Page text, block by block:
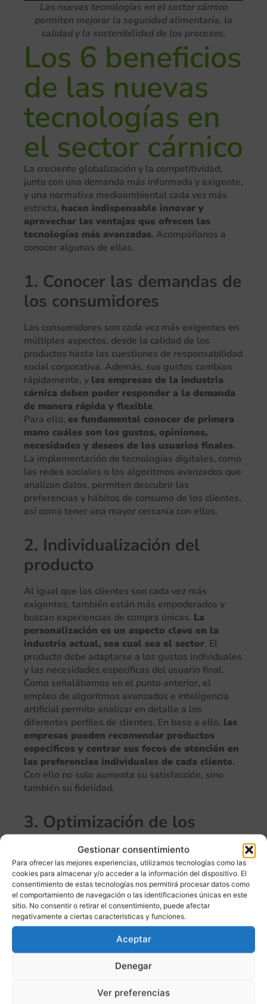
Gestionar consentimiento
Para ofrecer las mejores experiencias, utilizamos tecnologías como las
cookies para almacenar y/o acceder a la información del dispositivo. El
consentimiento de estas tecnologías nos permitirá procesar datos como
el comportamiento de navegación o las identificaciones únicas en este
sitio. No consentir o retirar el consentimiento, puede afectar
negativamente a ciertas características y funciones.
Aceptar
Denegar
Ver preferencias
Las nuevas tecnologías en el sector cárnico
permiten mejorar la seguridad alimentaria, la
calidad y la sostenibilidad de los procesos.
Los 6 beneficios
de las nuevas
tecnologías en
el sector cárnico
La creciente globalización y la competitividad,
junto con una demanda más informada y exigente,
y una normativa medioambiental cada vez más
estricta, hacen indispensable innovar y
aprovechar las ventajas que ofrecen las
tecnologías más avanzadas. Acompáñanos a
conocer algunas de ellas.
1. Conocer las demandas de
los consumidores
Los consumidores son cada vez más exigentes en
múltiples aspectos, desde la calidad de los
productos hasta las cuestiones de responsabilidad
social corporativa. Además, sus gustos cambian
rápidamente, y las empresas de la industria
cárnica deben poder responder a la demanda
de manera rápida y flexible.
Para ello, es fundamental conocer de primera
mano cuáles son los gustos, opiniones,
necesidades y deseos de los usuarios finales.
La implementación de tecnologías digitales, como
las redes sociales o los algoritmos avanzados que
analizan datos, permiten descubrir las
preferencias y hábitos de consumo de los clientes,
así como tener una mayor cercanía con ellos.
2. Individualización del
producto
Al igual que los clientes son cada vez más
exigentes, también están más empoderados y
buscan experiencias de compra únicas. La
personalización es un aspecto clave en la
industria actual, sea cual sea el sector. El
producto debe adaptarse a los gustos individuales
y las necesidades específicas del usuario final.
Como señalábamos en el punto anterior, el
empleo de algoritmos avanzados e inteligencia
artificial permite analizar en detalle a los
diferentes perfiles de clientes. En base a ello, las
empresas pueden recomendar productos
específicos y centrar sus focos de atención en
las preferencias individuales de cada cliente.
Con ello no solo aumenta su satisfacción, sino
también su fidelidad.
3. Optimización de los
procesos productivos
Optimizar los procesos a lo largo de la cadena
productiva es primordial. Permiteahorrar
tiempos y costes, así como mejorar la
eficiencia, la calidad de los productos y la
seguridad laboral de los empleados
sentido, cabe destacar los software
mejora de la productividad y automatización de
procesos, la implementación de Internet de las
Cosas (IoT) y la robótica, que automatiza tareas
repetitivas y peligrosas.
Por otra parte, ladigitalización de los procesos